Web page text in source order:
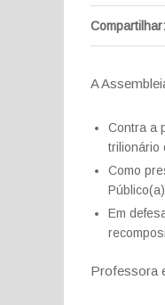
Compartilhar:
A
Contra a
trilionário
Como
Em
Professora